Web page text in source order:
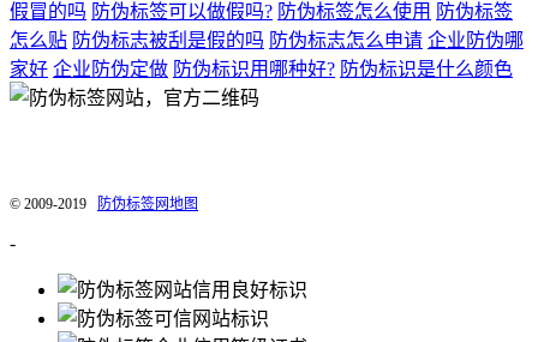
假冒的吗 防伪标签可以做假吗? 防伪标签怎么使用 防伪标签
怎么贴 防伪标志被刮是假的吗 防伪标志怎么申请 企业防伪哪
家好 企业防伪定做 防伪标识用哪种好? 防伪标识是什么颜色
© 2009-2019 防伪标签网地图
-